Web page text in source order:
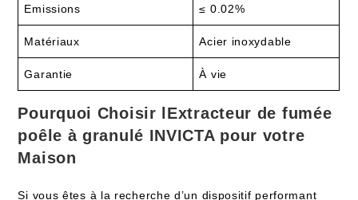
Emissions ≤ 0.02%
Matériaux Acier inoxydable
Garantie À vie
Pourquoi Choisir lExtracteur de fumée
poêle à granulé INVICTA pour votre
Maison
Si vous êtes à la recherche d’un dispositif performant